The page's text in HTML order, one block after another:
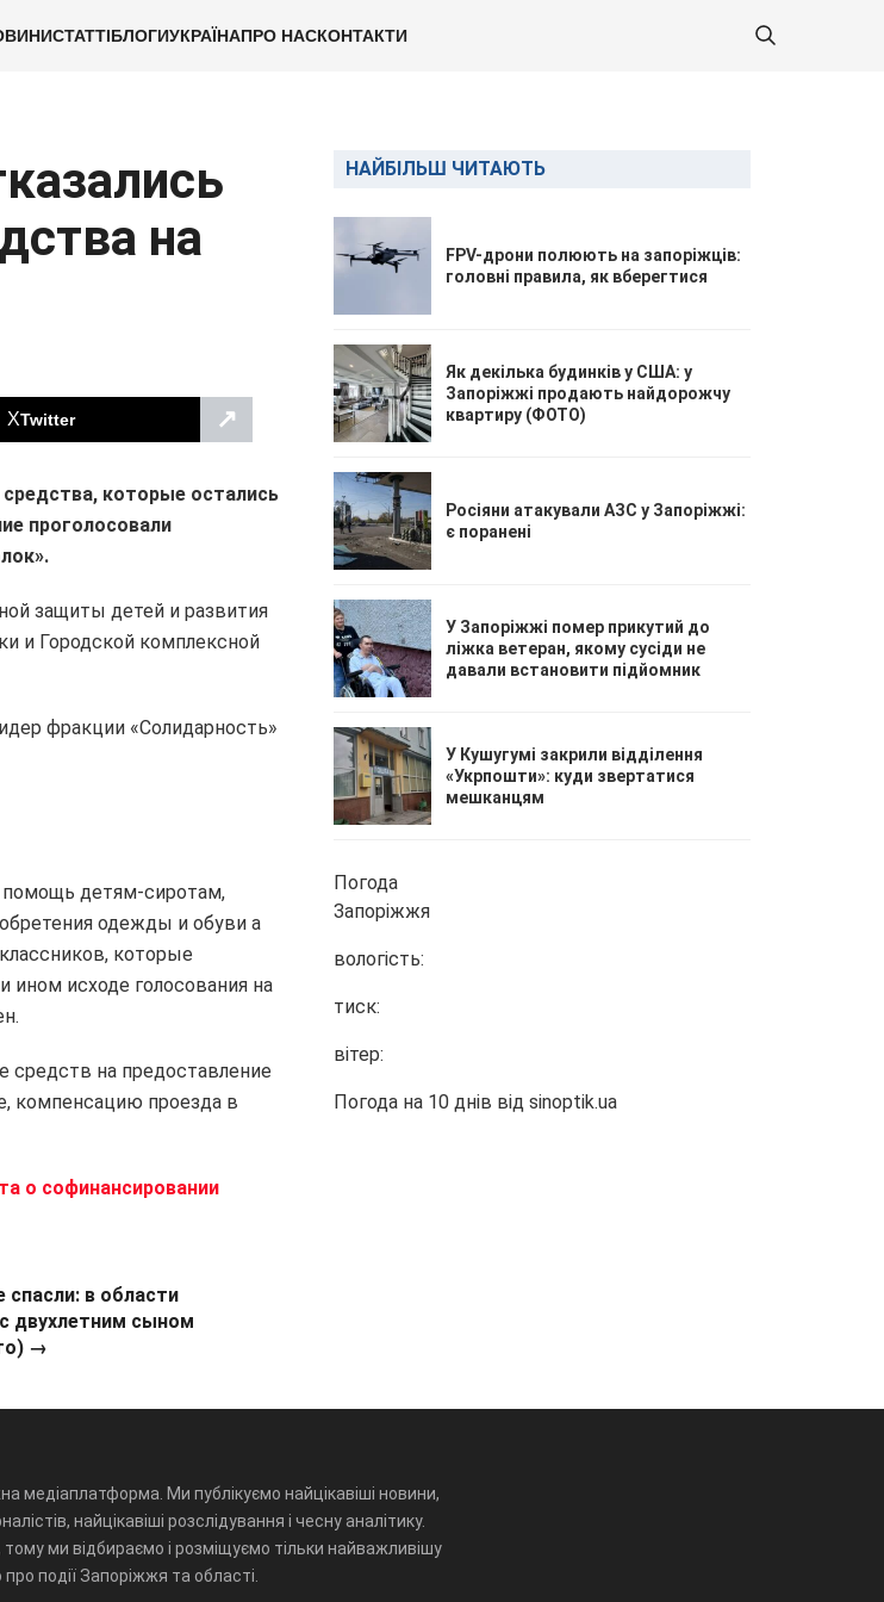
СТАТТІБЛОГИУКРАЇНАПРО НАСКОНТАКТИ
на
Twitter ↗
которые остались
проголосовали
защиты детей и развития
и Городской комплексной
фракции «Солидарность»
детям-сиротам,
одежды и обуви а
которые
ином исходе голосования на
средств на предоставление
компенсацию проезда в
о софинансировании
спасли: в области
двухлетним сыном
→
НАЙБІЛЬШ ЧИТАЮТЬ
FPV-дрони полюють на запоріжців:
головні правила, як вберегтися
Як декілька будинків у США: у
Запоріжжі продають найдорожчу
квартиру (ФОТО)
Росіяни атакували АЗС у Запоріжжі:
є поранені
У Запоріжжі помер прикутий до
ліжка ветеран, якому сусіди не
давали встановити підйомник
У Кушугумі закрили відділення
«Укрпошти»: куди звертатися
мешканцям
Погода
Запоріжжя
вологість:
тиск:
вітер:
Погода на 10 днів від sinoptik.ua
медіаплатформа. Ми публікуємо найцікавіші новини,
найцікавіші розслідування і чесну аналітику.
тому ми відбираємо і розміщуємо тільки найважливішу
події Запоріжжя та області.